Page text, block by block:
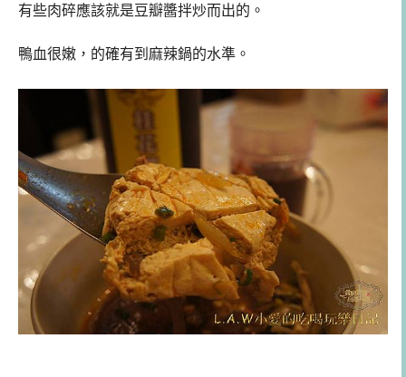
有些肉碎應該就是豆瓣醬拌炒而出的。
鴨血很嫩，的確有到麻辣鍋的水準。